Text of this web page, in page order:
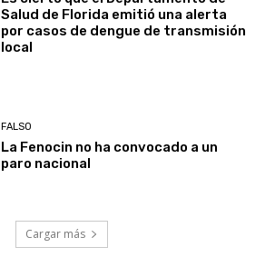
Salud de Florida emitió una alerta
por casos de dengue de transmisión
local
FALSO
La Fenocin no ha convocado a un
paro nacional
Cargar más